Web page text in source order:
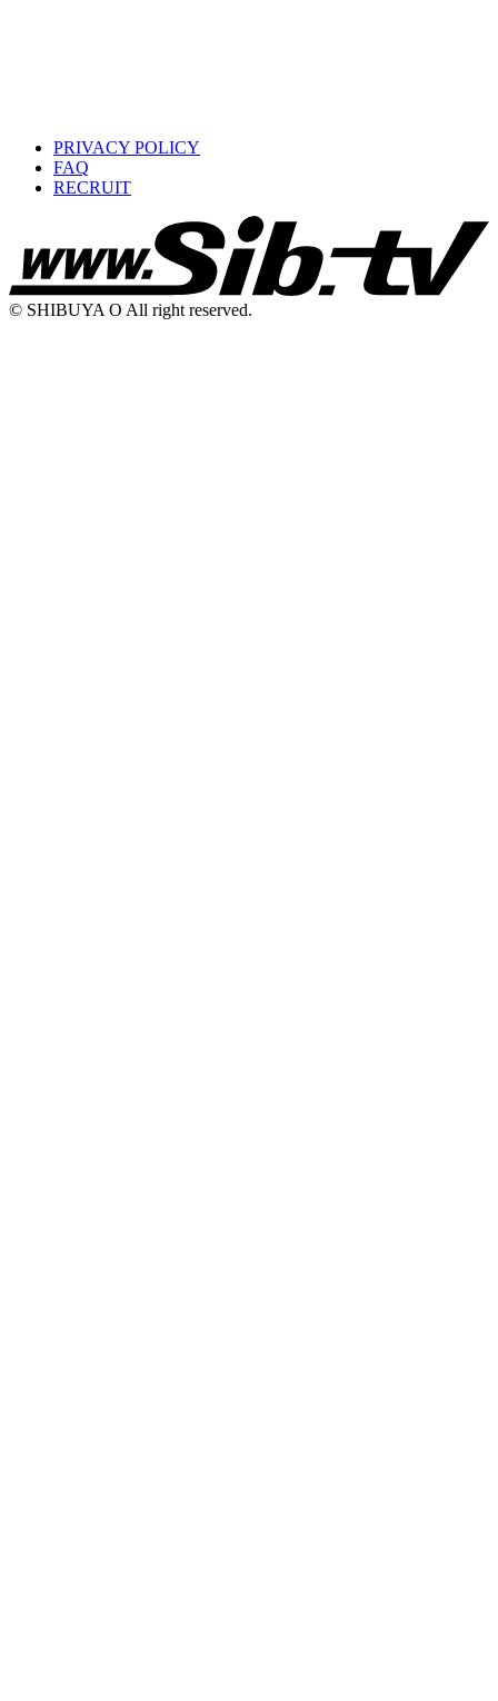
PRIVACY POLICY
FAQ
RECRUIT
© SHIBUYA O All right reserved.